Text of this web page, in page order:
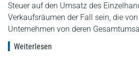
Steuer auf den Umsatz des
Verkaufsräumen der Fall sein, die
Unternehmen von deren
Weiterlesen